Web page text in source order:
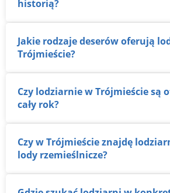
historią?
Jakie rodzaje deserów oferują lodziarnie w
Trójmieście?
Czy lodziarnie w Trójmieście są otwarte przez
cały rok?
Czy w Trójmieście znajdę lodziarnie oferujące
lody rzemieślnicze?